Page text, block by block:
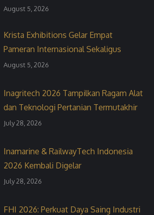
August 5, 2026
Krista Exhibitions Gelar Empat
Pameran Internasional Sekaligus
August 5, 2026
Inagritech 2026 Tampilkan Ragam Alat
dan Teknologi Pertanian Termutakhir
July 28, 2026
Inamarine & RailwayTech Indonesia
2026 Kembali Digelar
July 28, 2026
FHI 2026: Perkuat Daya Saing Industri